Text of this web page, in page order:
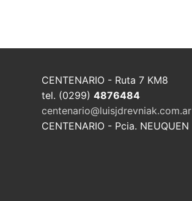
CENTENARIO - Ruta 7 KM8
tel. (0299) 4876484
centenario@luisjdrevniak.com.ar
CENTENARIO - Pcia. NEUQUEN